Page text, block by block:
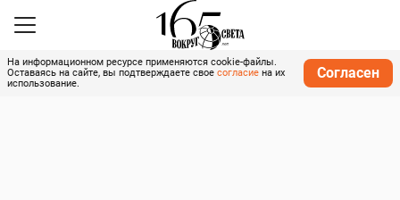
На информационном ресурсе применяются cookie-файлы.
Оставаясь на сайте, вы подтверждаете свое согласие на их
использование.
Согласен